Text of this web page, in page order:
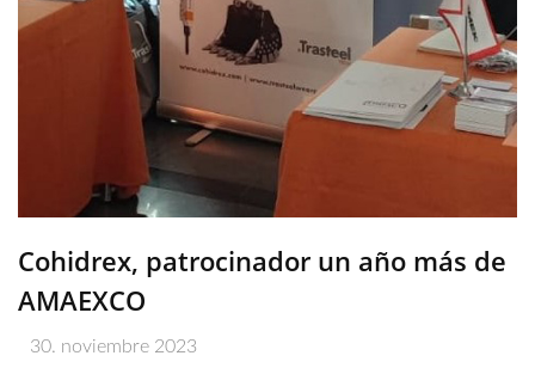
Cohidrex, patrocinador un año más de
AMAEXCO
30. noviembre 2023